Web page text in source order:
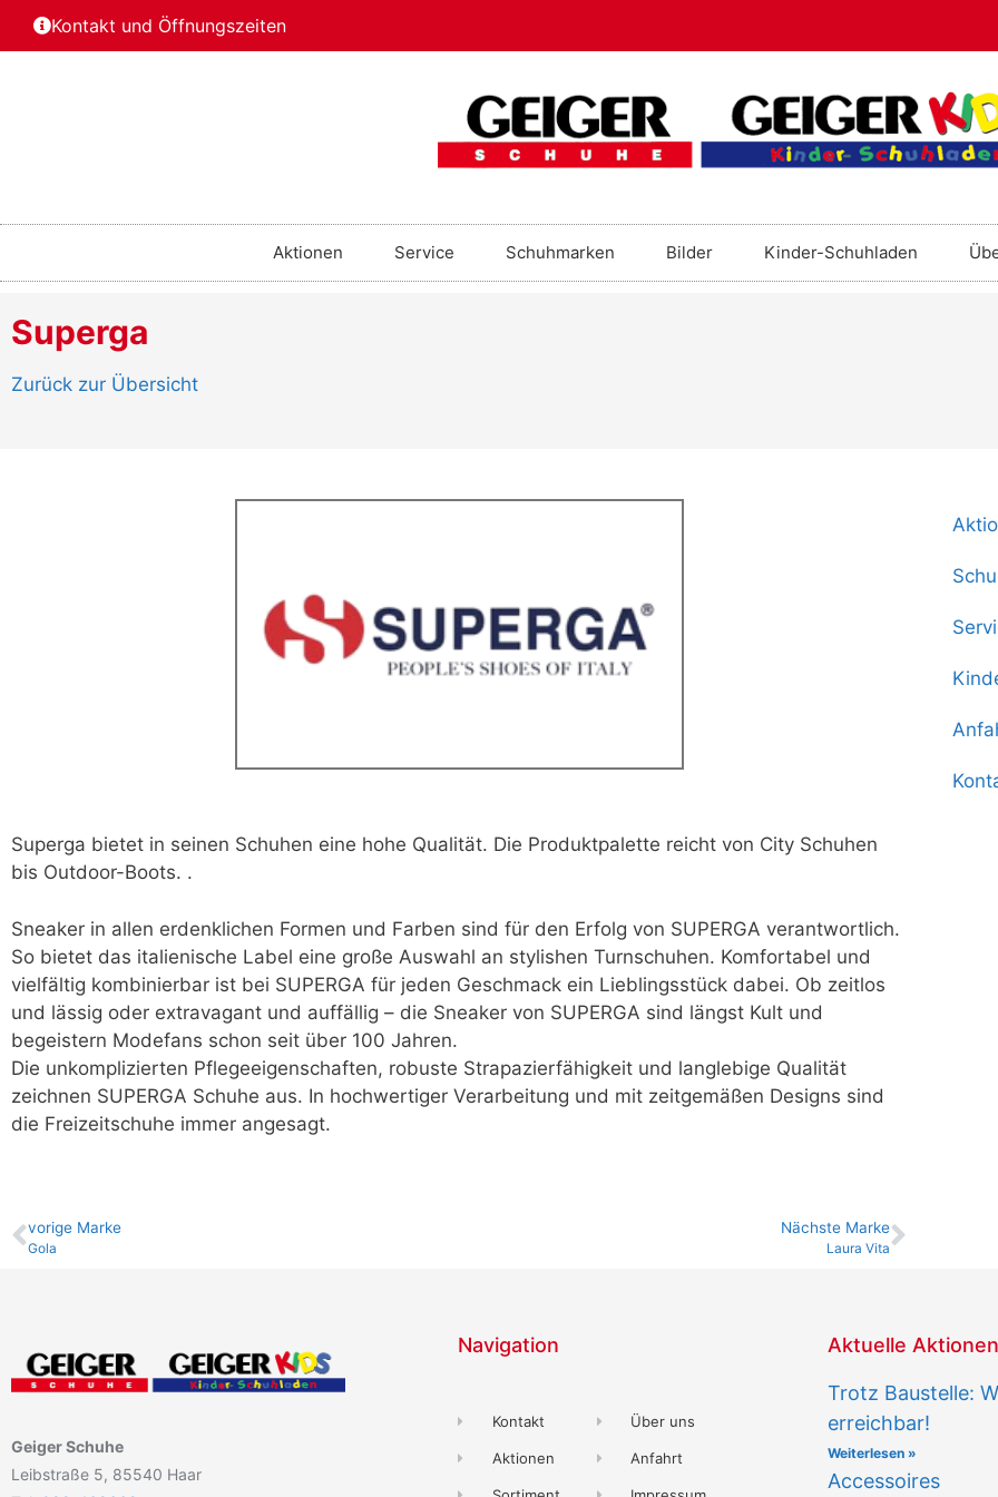
Kontakt und Öffnungszeiten
Aktionen Service Schuhmarken Bilder Kinder-Schuhladen
Superga
Zurück zur Übersicht
Superga bietet in seinen Schuhen eine hohe Qualität. Die Produktpalette reicht von City Schuhen
bis Outdoor-Boots. .
Sneaker in allen erdenklichen Formen und Farben sind für den Erfolg von SUPERGA verantwortlich.
So bietet das italienische Label eine große Auswahl an stylishen Turnschuhen. Komfortabel und
vielfältig kombinierbar ist bei SUPERGA für jeden Geschmack ein Lieblingsstück dabei. Ob zeitlos
und lässig oder extravagant und auffällig – die Sneaker von SUPERGA sind längst Kult und
begeistern Modefans schon seit über 100 Jahren.
Die unkomplizierten Pflegeeigenschaften, robuste Strapazierfähigkeit und langlebige Qualität
zeichnen SUPERGA Schuhe aus. In hochwertiger Verarbeitung und mit zeitgemäßen Designs sind
die Freizeitschuhe immer angesagt.
vo­ri­ge Marke
Gola
Nächste Marke
Laura Vita
Geiger Schuhe
Leibstraße 5, 85540 Haar
Navigation
Kontakt
Aktionen
Über uns
Anfahrt
Aktuelle Aktionen
Trotz Baustelle:
erreichbar!
Weiterlesen »
Accessoires